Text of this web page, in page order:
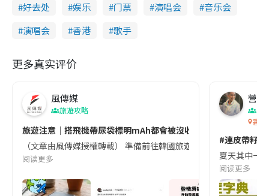
好去处 娱乐 门票 演唱会
音乐会
演唱会
香港 歌手
更多真实评价
風傳媒
旅遊攻略
旅遊注意｜搭飛機帶尿袋標明mAh都會被沒收😱出發前切記檢查
（文章由風傳媒授權轉載） 準備前往韓國旅遊的民眾，近期要
阅读更多
營養
香港
#連皮帶籽
夏天其中一
阅读更多